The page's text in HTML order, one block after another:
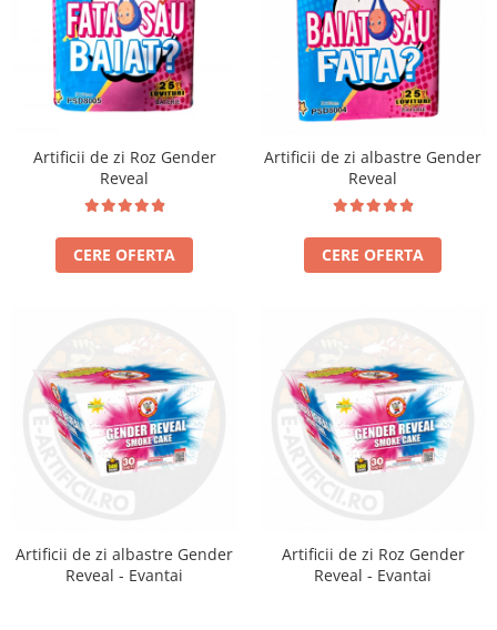
Artificii de zi Roz Gender
Reveal
CERE OFERTA
Artificii de zi albastre Gender
Reveal
CERE OFERTA
Artificii de zi albastre Gender
Reveal - Evantai
Artificii de zi Roz Gender
Reveal - Evantai